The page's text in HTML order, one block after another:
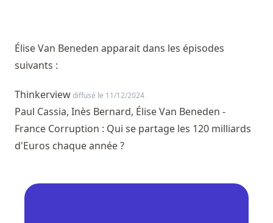
Élise Van Beneden apparait dans les épisodes
suivants :
Thinkerviewdiffusé le 11/12/2024
Paul Cassia, Inès Bernard, Élise Van Beneden -
France Corruption : Qui se partage les 120 milliards
d'Euros chaque année ?